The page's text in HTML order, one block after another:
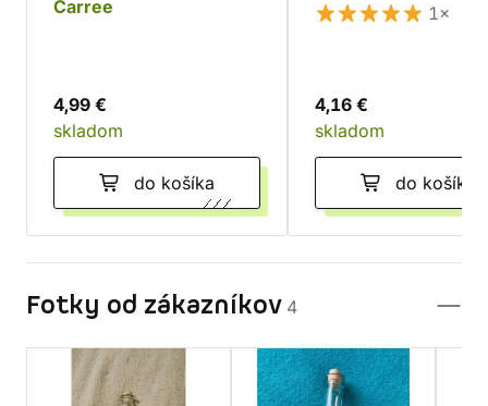
Carree
4,99 €
skladom
do košíka
1×
4,16 €
skladom
do košíka
Fotky od zákazníkov 4